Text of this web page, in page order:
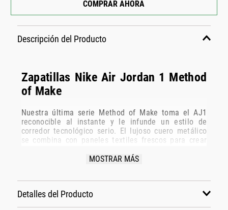
COMPRAR AHORA
Descripción del Producto
Zapatillas Nike Air Jordan 1 Method
of Make
Nuestra última serie Method of Make toma el AJ1
reconocible al instante y le infunde un estilo de
corredor tecnológico serio. El lujoso cuero metálico
se combina con paneles textiles frescos para crear
hinchado de Nike Swoosh se encuentra en la parte
detalles
MOSTRAR MÁS
Detalles del Producto